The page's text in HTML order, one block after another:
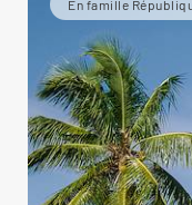
En famille